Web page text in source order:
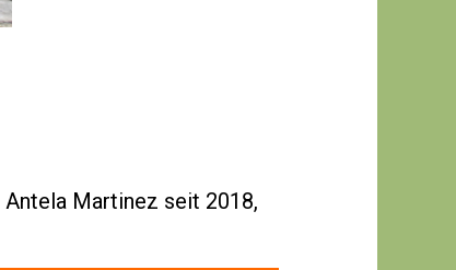
Antela Martinez seit 2018,